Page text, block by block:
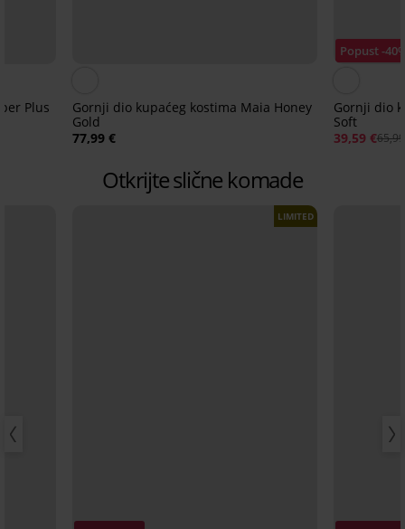
Plus
Gornji dio kupaćeg kostima Maia Honey
Gold
77,99 €
Popust -
Gornji dio
Soft
39,59 €
Otkrijte slične komade
LIMITED